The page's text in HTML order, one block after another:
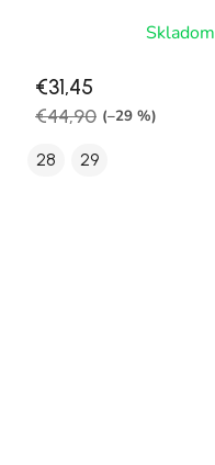
Skladom
€31,45
€44,90 (–29 %)
28 29